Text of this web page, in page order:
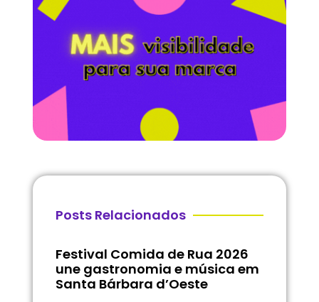
Posts Relacionados
Festival Comida de Rua 2026
une gastronomia e música em
Santa Bárbara d’Oeste